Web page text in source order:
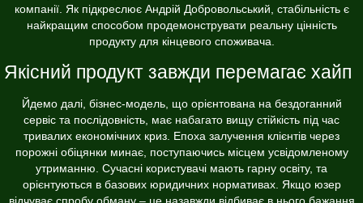
компанії. Як підкреслює Андрій Добровольський, стабільність є
найкращим способом продемонструвати реальну цінність
продукту для кінцевого споживача.
Якісний продукт завжди перемагає хайп
Йдемо далі, бізнес-модель, що орієнтована на бездоганний
сервіс та послідовність, має набагато вищу стійкість під час
тривалих економічних криз. Епоха залучення клієнтів через
порожні обіцянки минає, поступаючись місцем усвідомленому
утриманню. Сучасні користувачі мають гарну освіту, та
орієнтуються в базових юридичних нормативах. Якщо юзер